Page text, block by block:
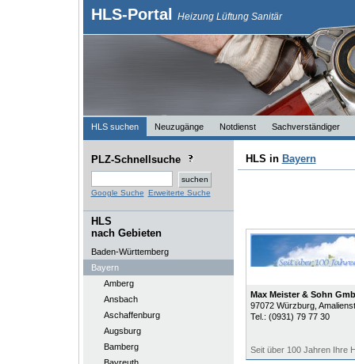
HLS-Portal Heizung Lüftung Sanitär
HLS suchen Neuzugänge Notdienst Sachverständiger
PLZ-Schnellsuche
Google Suche Erweiterte Suche
HLS
nach Gebieten
Baden-Württemberg
Bayern
Amberg
Ansbach
Aschaffenburg
Augsburg
Bamberg
HLS in Bayern
Max Meister & Sohn
97072 Würzburg,
Tel.: (0931) 79 77 30
Seit über 100 Jahren Ihre